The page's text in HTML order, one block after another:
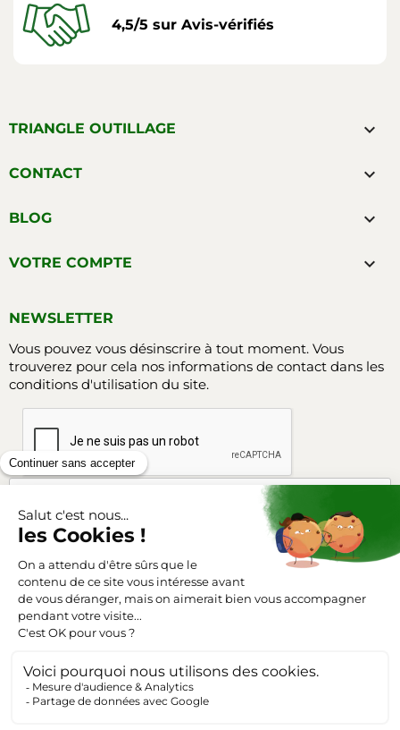
4,5/5 sur Avis-vérifiés
TRIANGLE OUTILLAGE 
CONTACT 
BLOG 
VOTRE COMPTE 
NEWSLETTER
Vous pouvez vous désinscrire à tout moment. Vous
trouverez pour cela nos informations de contact dans les
conditions d'utilisation du site.
SUIVEZ-NOUS
Mentions légales
Conditions générales de vente